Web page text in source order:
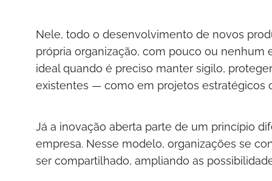
Nele, todo o desenvolvimento de novos
própria organização, com pouco ou
ideal quando é preciso manter sigilo,
existentes — como em projetos estratégicos
Já a inovação aberta parte de um princípio
empresa. Nesse modelo, organizações se
ser compartilhado, ampliando as